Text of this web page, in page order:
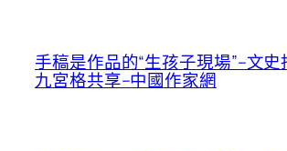
手稿是作品的“生孩子現場”–文史
九宮格共享–中國作家網